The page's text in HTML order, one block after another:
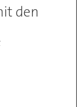
den